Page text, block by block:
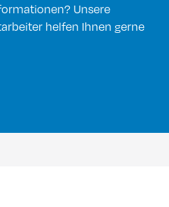
Unsere
helfen Ihnen gerne